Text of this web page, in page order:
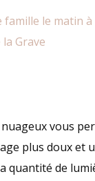
vous
plus doux et
quantité de